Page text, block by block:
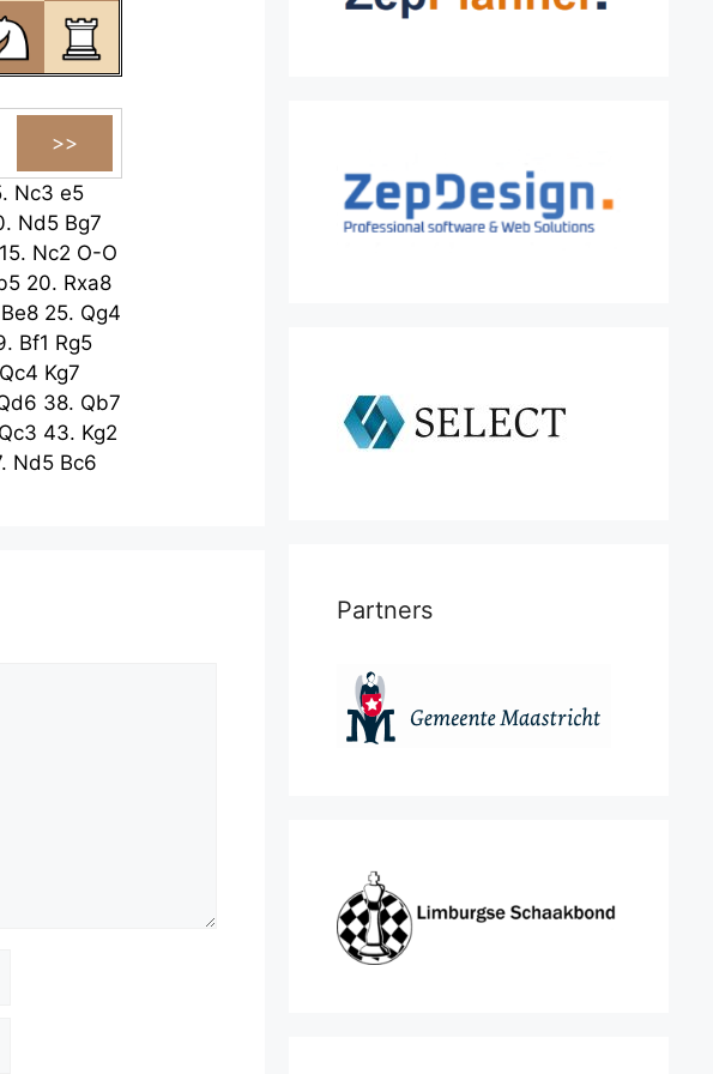
Nc3 e5
Nd5 Bg7
15. Nc2 O-O
20. Rxa8
Be8 25. Qg4
Bf1 Rg5
Qc4 Kg7
38. Qb7
Qc3 43. Kg2
Nd5 Bc6
Partners